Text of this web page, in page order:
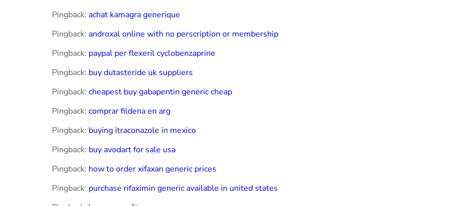
Pingback: achat kamagra generique
Pingback: androxal online with no perscription or membership
Pingback: paypal per flexeril cyclobenzaprine
Pingback: buy dutasteride uk suppliers
Pingback: cheapest buy gabapentin generic cheap
Pingback: comprar fildena en arg
Pingback: buying itraconazole in mexico
Pingback: buy avodart for sale usa
Pingback: how to order xifaxan generic prices
Pingback: purchase rifaximin generic available in united states